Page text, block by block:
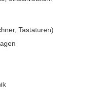
Tastaturen)